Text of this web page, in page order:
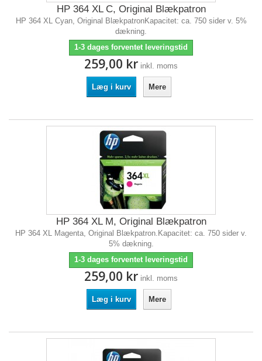
HP 364 XL C, Original Blækpatron
HP 364 XL Cyan, Original BlækpatronKapacitet: ca. 750 sider v. 5%
dækning.
1-3 dages forventet leveringstid
259,00 kr inkl. moms
Læg i kurv Mere
HP 364 XL M, Original Blækpatron
HP 364 XL Magenta, Original Blækpatron.Kapacitet: ca. 750 sider v.
5% dækning.
1-3 dages forventet leveringstid
259,00 kr inkl. moms
Læg i kurv Mere